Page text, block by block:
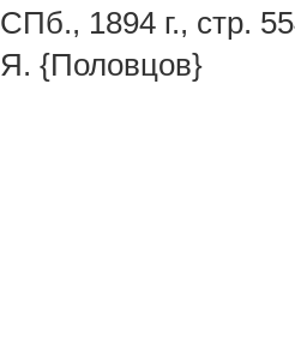
СПб., 1894 г., стр.
Я. {Половцов}